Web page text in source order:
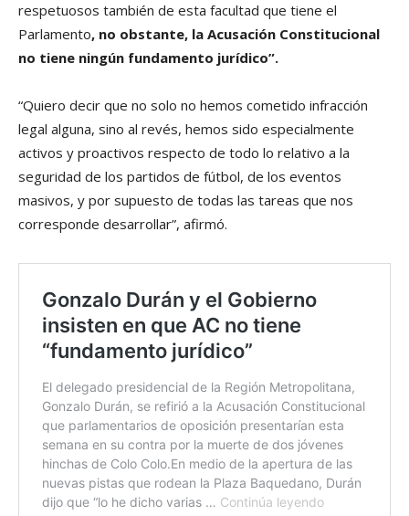
respetuosos también de esta facultad que tiene el
Parlamento, no obstante, la Acusación Constitucional
no tiene ningún fundamento jurídico”.
“Quiero decir que no solo no hemos cometido infracción
legal alguna, sino al revés, hemos sido especialmente
activos y proactivos respecto de todo lo relativo a la
seguridad de los partidos de fútbol, de los eventos
masivos, y por supuesto de todas las tareas que nos
corresponde desarrollar”, afirmó.